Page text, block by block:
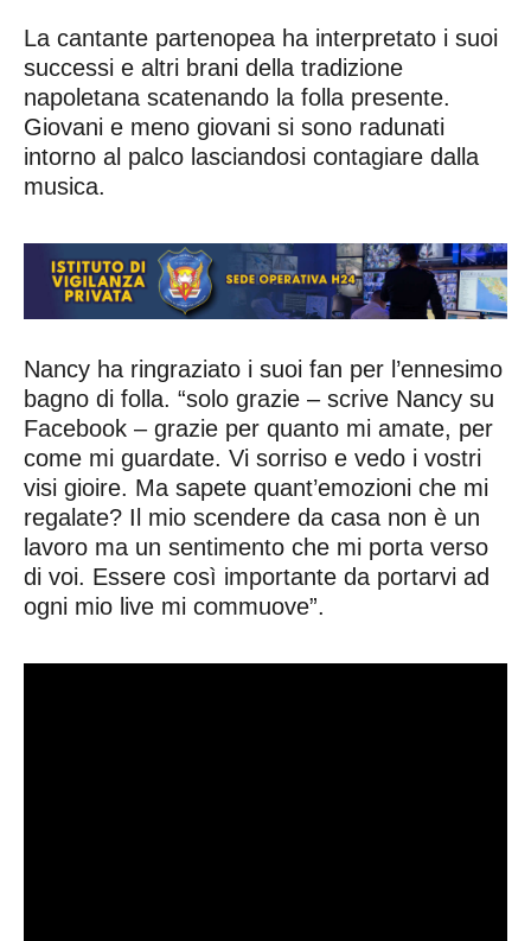
La cantante partenopea ha interpretato i suoi
successi e altri brani della tradizione
napoletana scatenando la folla presente.
Giovani e meno giovani si sono radunati
intorno al palco lasciandosi contagiare dalla
musica.
Nancy ha ringraziato i suoi fan per l’ennesimo
bagno di folla. “solo grazie – scrive Nancy su
Facebook – grazie per quanto mi amate, per
come mi guardate. Vi sorriso e vedo i vostri
visi gioire. Ma sapete quant’emozioni che mi
regalate? Il mio scendere da casa non è un
lavoro ma un sentimento che mi porta verso
di voi. Essere così importante da portarvi ad
ogni mio live mi commuove”.